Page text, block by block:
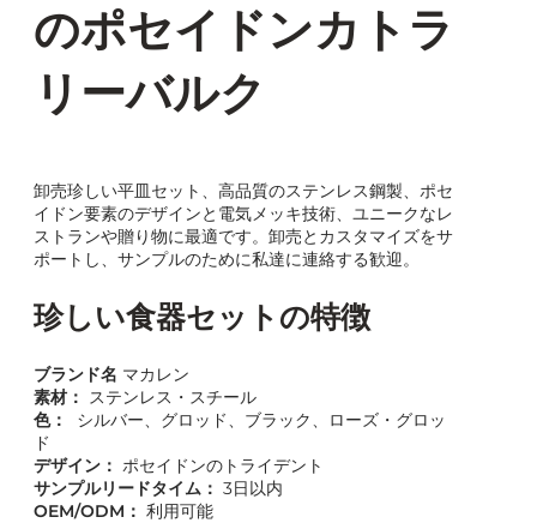
のポセイドンカトラ
リーバルク
卸売珍しい平皿セット、高品質のステンレス鋼製、ポセ
イドン要素のデザインと電気メッキ技術、ユニークなレ
ストランや贈り物に最適です。卸売とカスタマイズをサ
ポートし、サンプルのために私達に連絡する歓迎。
珍しい食器セットの特徴
ブランド名 マカレン
素材： ステンレス・スチール
色：
シルバー、グロッド、ブラック、ローズ・グロッ
ド
デザイン： ポセイドンのトライデント
サンプルリードタイム： 3日以内
OEM/ODM： 利用可能